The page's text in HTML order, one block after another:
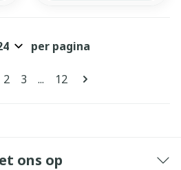
Pagina's
momenteel pagina
Pagina
2 Pagina
3 ... Pagina
12
per pagina
ons op